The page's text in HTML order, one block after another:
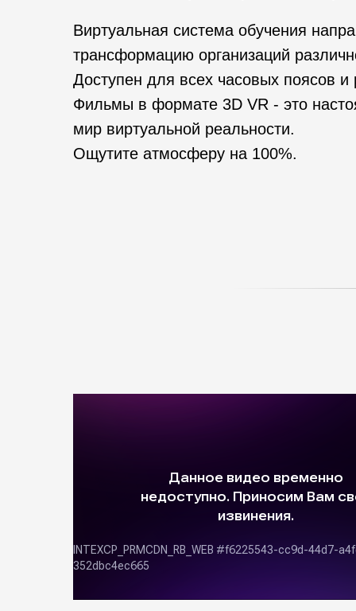
Виртуальная система обучения
трансформацию организаций
Доступен для всех часовых поясов и
Фильмы в формате 3D VR - это
мир виртуальной реальности.
Ощутите атмосферу на 100%.